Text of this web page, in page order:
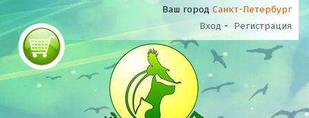
Ваш город Санкт-Петербург
Вход - Регистрация